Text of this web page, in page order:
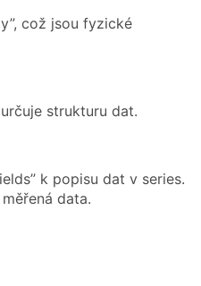
což jsou fyzické
strukturu dat.
k popisu dat v series.
data.